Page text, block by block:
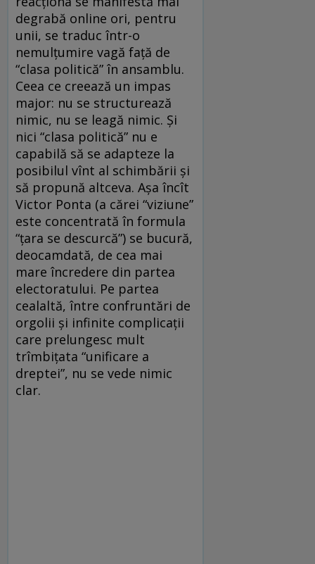
degrabă online ori, pentru
unii, se traduc într-o
nemulţumire vagă faţă de
“clasa politică” în ansamblu.
Ceea ce creează un impas
major: nu se structurează
nimic, nu se leagă nimic. Şi
nici “clasa politică” nu e
capabilă să se adapteze la
posibilul vînt al schimbării şi
să propună altceva. Aşa încît
Victor Ponta (a cărei “viziune”
este concentrată în formula
“ţara se descurcă”) se bucură,
deocamdată, de cea mai
mare încredere din partea
electoratului. Pe partea
cealaltă, între confruntări de
orgolii şi infinite complicaţii
care prelungesc mult
trîmbiţata “unificare a
dreptei”, nu se vede nimic
clar.